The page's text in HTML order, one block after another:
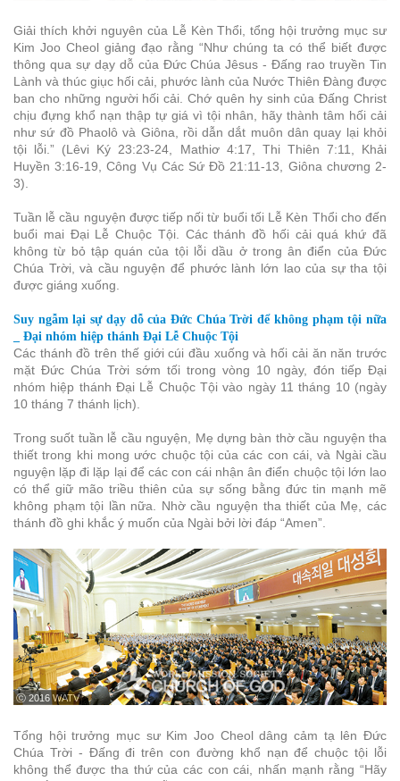
Giải thích khởi nguyên của Lễ Kèn Thổi, tổng hội trưởng mục sư
Kim Joo Cheol giảng đạo rằng “Như chúng ta có thể biết được
thông qua sự dạy dỗ của Đức Chúa Jêsus - Đấng rao truyền Tin
Lành và thúc giục hối cải, phước lành của Nước Thiên Đàng được
ban cho những người hối cải. Chớ quên hy sinh của Đấng Christ
chịu đựng khổ nạn thập tự giá vì tội nhân, hãy thành tâm hối cải
như sứ đồ Phaolô và Giôna, rồi dẫn dắt muôn dân quay lại khỏi
tội lỗi.” (Lêvi Ký 23:23-24, Mathiơ 4:17, Thi Thiên 7:11, Khải
Huyền 3:16-19, Công Vụ Các Sứ Đồ 21:11-13, Giôna chương 2-
3).
Tuần lễ cầu nguyện được tiếp nối từ buổi tối Lễ Kèn Thổi cho đến
buổi mai Đại Lễ Chuộc Tội. Các thánh đồ hối cải quá khứ đã
không từ bỏ tập quán của tội lỗi dầu ở trong ân điển của Đức
Chúa Trời, và cầu nguyện để phước lành lớn lao của sự tha tội
được giáng xuống.
Suy ngẫm lại sự dạy dỗ của Đức Chúa Trời để không phạm tội nữa
_ Đại nhóm hiệp thánh Đại Lễ Chuộc Tội
Các thánh đồ trên thế giới cúi đầu xuống và hối cải ăn năn trước
mặt Đức Chúa Trời sớm tối trong vòng 10 ngày, đón tiếp Đại
nhóm hiệp thánh Đại Lễ Chuộc Tội vào ngày 11 tháng 10 (ngày
10 tháng 7 thánh lịch).
Trong suốt tuần lễ cầu nguyện, Mẹ dựng bàn thờ cầu nguyện tha
thiết trong khi mong ước chuộc tội của các con cái, và Ngài cầu
nguyện lặp đi lặp lại để các con cái nhận ân điển chuộc tội lớn lao
có thể giữ mão triều thiên của sự sống bằng đức tin mạnh mẽ
không phạm tội lần nữa. Nhờ cầu nguyện tha thiết của Mẹ, các
thánh đồ ghi khắc ý muốn của Ngài bởi lời đáp “Amen”.
ⓒ 2016 WATV
Tổng hội trưởng mục sư Kim Joo Cheol dâng cảm tạ lên Đức
Chúa Trời - Đấng đi trên con đường khổ nạn để chuộc tội lỗi
không thể được tha thứ của các con cái, nhấn mạnh rằng “Hãy